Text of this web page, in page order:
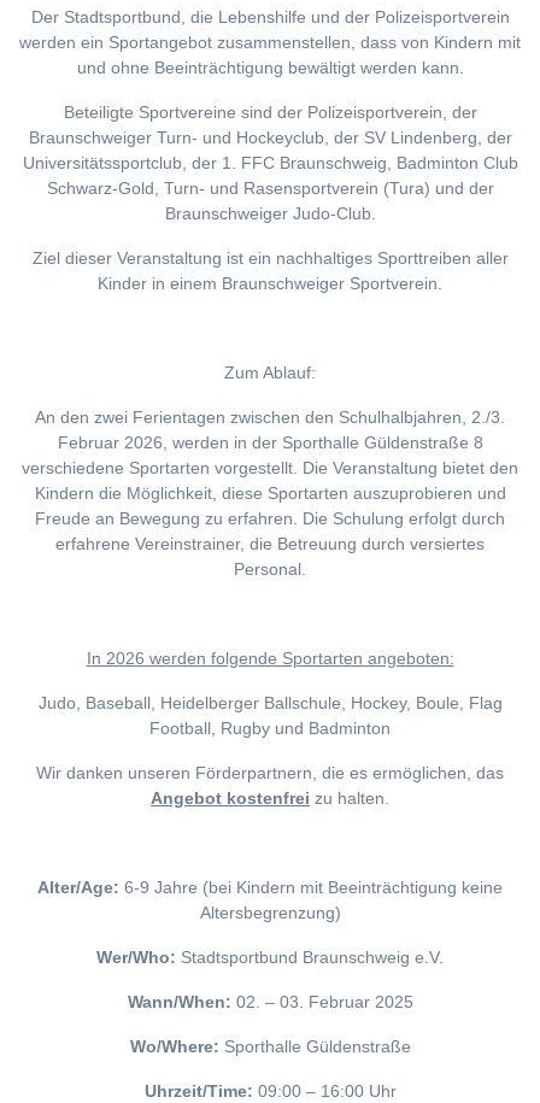
Der Stadtsportbund, die Lebenshilfe und der Polizeisportverein
werden ein Sportangebot zusammenstellen, dass von Kindern mit
und ohne Beeinträchtigung bewältigt werden kann.
Beteiligte Sportvereine sind der Polizeisportverein, der
Braunschweiger Turn- und Hockeyclub, der SV Lindenberg, der
Universitätssportclub, der 1. FFC Braunschweig, Badminton Club
Schwarz-Gold, Turn- und Rasensportverein (Tura) und der
Braunschweiger Judo-Club.
Ziel dieser Veranstaltung ist ein nachhaltiges Sporttreiben aller
Kinder in einem Braunschweiger Sportverein.
Zum Ablauf:
An den zwei Ferientagen zwischen den Schulhalbjahren, 2./3.
Februar 2026, werden in der Sporthalle Güldenstraße 8
verschiedene Sportarten vorgestellt. Die Veranstaltung bietet den
Kindern die Möglichkeit, diese Sportarten auszuprobieren und
Freude an Bewegung zu erfahren. Die Schulung erfolgt durch
erfahrene Vereinstrainer, die Betreuung durch versiertes
Personal.
In 2026 werden folgende Sportarten angeboten:
Judo, Baseball, Heidelberger Ballschule, Hockey, Boule, Flag
Football, Rugby und Badminton
Wir danken unseren Förderpartnern, die es ermöglichen, das
Angebot kostenfrei zu halten.
Alter/Age: 6-9 Jahre (bei Kindern mit Beeinträchtigung keine
Altersbegrenzung)
Wer/Who: Stadtsportbund Braunschweig e.V.
Wann/When: 02. – 03. Februar 2025
Wo/Where: Sporthalle Güldenstraße
Uhrzeit/Time: 09:00 – 16:00 Uhr